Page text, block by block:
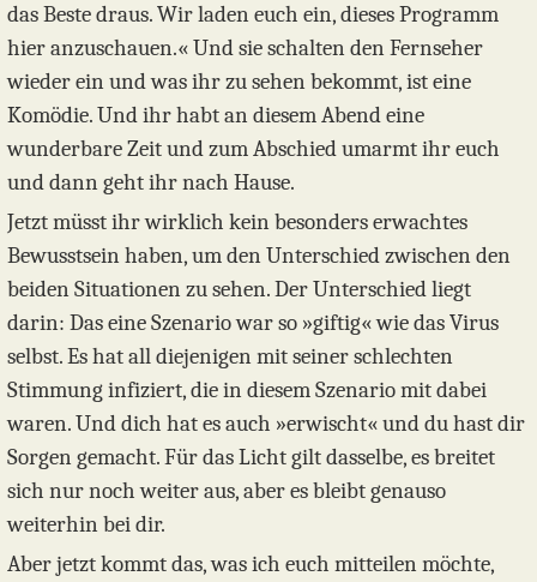
das Beste draus. Wir laden euch ein, dieses Programm
hier anzuschauen.« Und sie schalten den Fernseher
wieder ein und was ihr zu sehen bekommt, ist eine
Komödie. Und ihr habt an diesem Abend eine
wunderbare Zeit und zum Abschied umarmt ihr euch
und dann geht ihr nach Hause.
Jetzt müsst ihr wirklich kein besonders erwachtes
Bewusstsein haben, um den Unterschied zwischen den
beiden Situationen zu sehen. Der Unterschied liegt
darin: Das eine Szenario war so »giftig« wie das Virus
selbst. Es hat all diejenigen mit seiner schlechten
Stimmung infiziert, die in diesem Szenario mit dabei
waren. Und dich hat es auch »erwischt« und du hast dir
Sorgen gemacht. Für das Licht gilt dasselbe, es breitet
sich nur noch weiter aus, aber es bleibt genauso
weiterhin bei dir.
Aber jetzt kommt das, was ich euch mitteilen möchte,